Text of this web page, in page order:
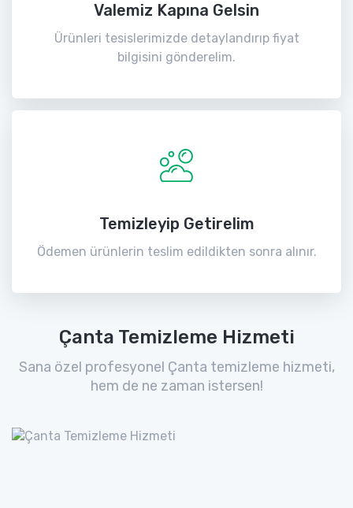
Valemiz Kapına Gelsin
Ürünleri tesislerimizde detaylandırıp fiyat
bilgisini gönderelim.
Temizleyip Getirelim
Ödemen ürünlerin teslim edildikten sonra alınır.
Çanta Temizleme Hizmeti
Sana özel profesyonel Çanta temizleme hizmeti,
hem de ne zaman istersen!